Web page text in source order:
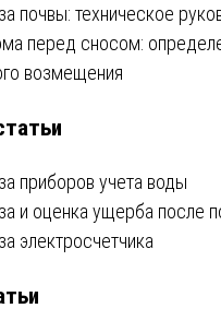
почвы: техническое
перед сносом:
возмещения
приборов учета воды
и оценка ущерба после
электросчетчика